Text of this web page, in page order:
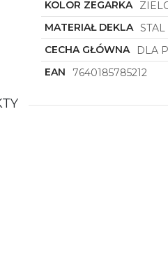
KOLOR ZEGARKA
MATERIAŁ DEKLA STAL
CECHA GŁÓWNA
DLA
EAN
7640185785212